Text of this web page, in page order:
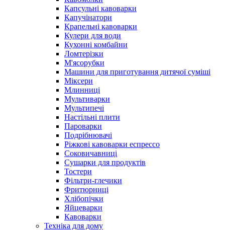
Капсульні кавоварки
Капучінатори
Крапельні кавоварки
Кулери для води
Кухонні комбайни
Ломтерізки
М'ясорубки
Машини для приготування дитячої суміші
Міксери
Млинниці
Мультиварки
Мультипечі
Настільні плити
Пароварки
Подрібнювачі
Ріжкові кавоварки еспрессо
Соковичавниці
Сушарки для продуктів
Тостери
Фільтри-глечики
Фритюрниці
Хлібопічки
Яйцеварки
Кавоварки
Техніка для дому